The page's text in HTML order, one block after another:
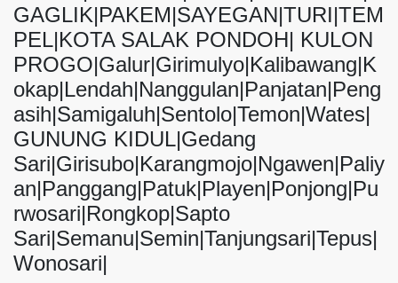
GAGLIK|PAKEM|SAYEGAN|TURI|TEM
PEL|KOTA SALAK PONDOH| KULON
PROGO|Galur|Girimulyo|Kalibawang|K
okap|Lendah|Nanggulan|Panjatan|Peng
asih|Samigaluh|Sentolo|Temon|Wates|
GUNUNG KIDUL|Gedang
Sari|Girisubo|Karangmojo|Ngawen|Paliy
an|Panggang|Patuk|Playen|Ponjong|Pu
rwosari|Rongkop|Sapto
Sari|Semanu|Semin|Tanjungsari|Tepus|
Wonosari|